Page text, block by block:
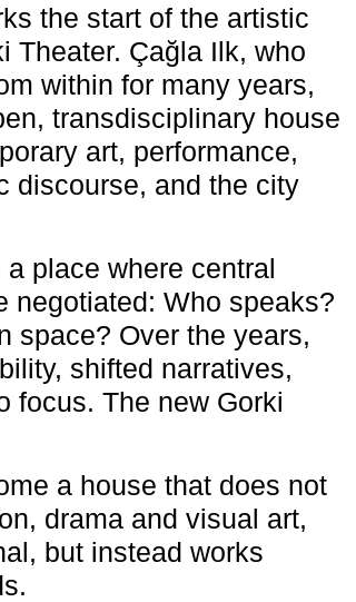
the start of the artistic
Theater. Çağla Ilk, who
within for many years,
transdisciplinary house
art, performance,
discourse, and the city
place where central
negotiated: Who speaks?
space? Over the years,
shifted narratives,
focus. The new Gorki
a house that does not
drama and visual art,
but instead works